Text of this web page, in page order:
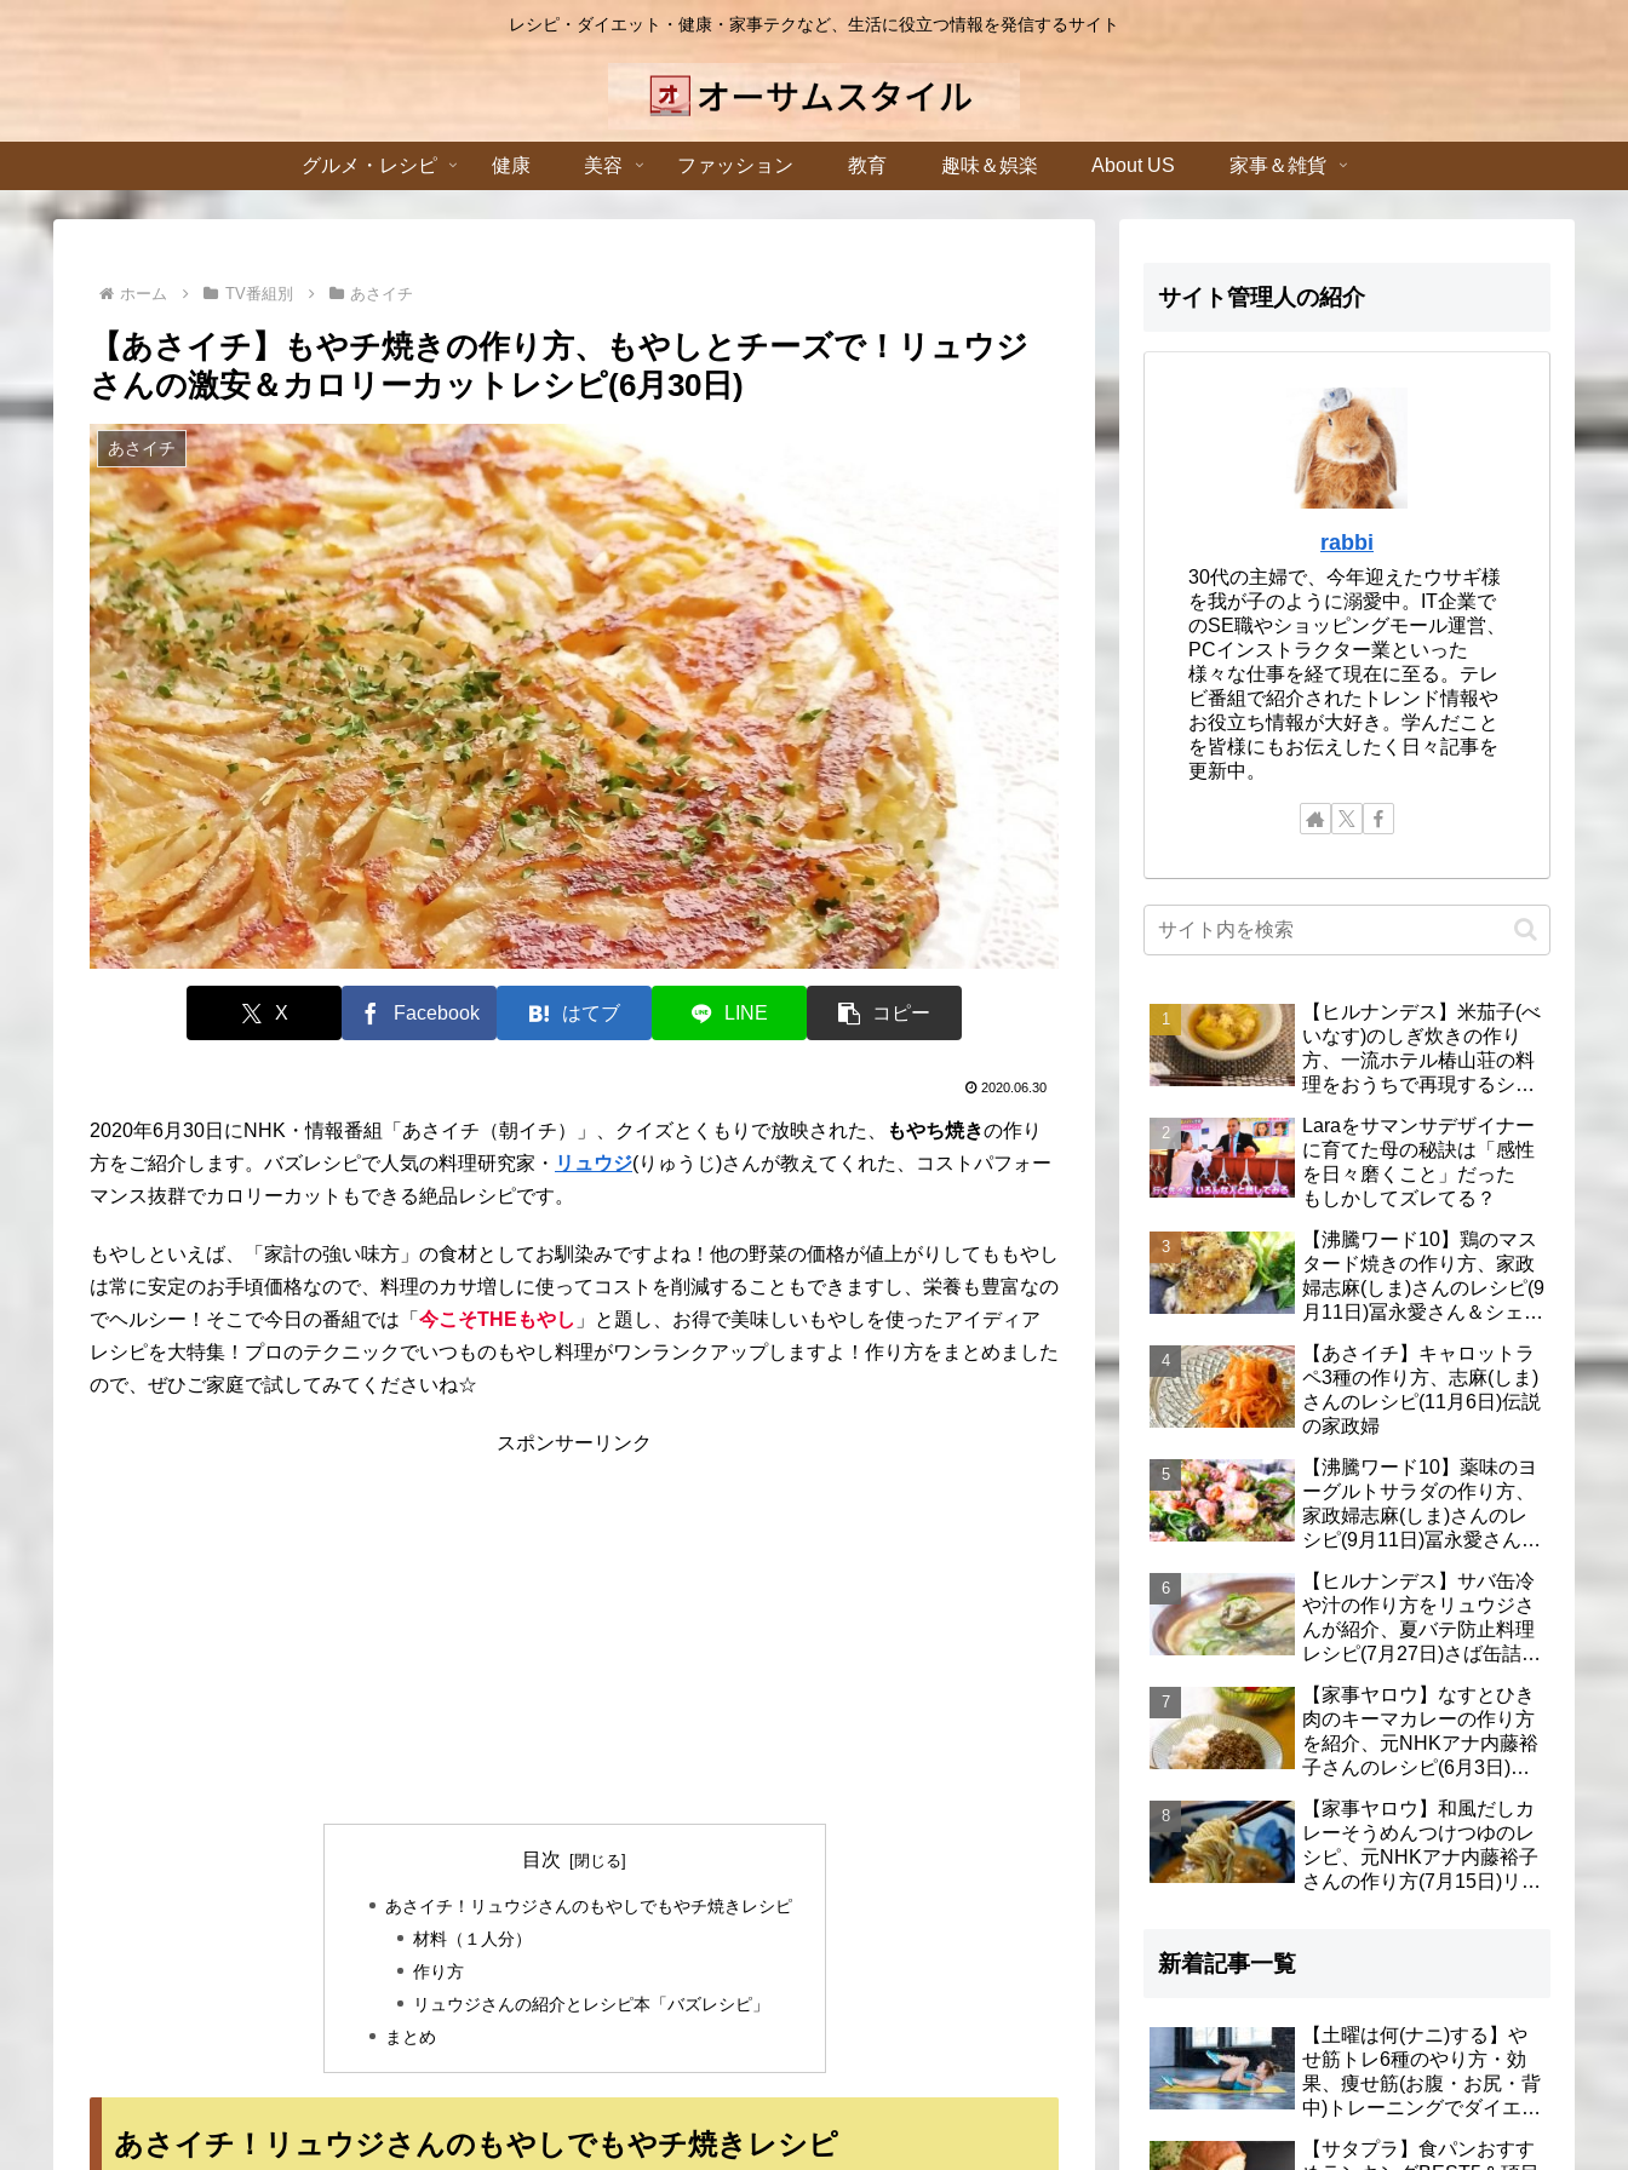
レシピ・ダイエット・健康・家事テクなど、生活に役立つ情報を発信するサイト
グルメ・レシピ 健康 美容 ファッション 教育 趣味＆娯楽 About US 家事＆雑貨
ホーム TV番組別 あさイチ
【あさイチ】もやチ焼きの作り方、もやしとチーズで！リュウジ
さんの激安＆カロリーカットレシピ(6月30日)
あさイチ
X Facebook はてブ LINE コピー
2020.06.30
2020年6月30日にNHK・情報番組「あさイチ（朝イチ）」、クイズとくもりで放映された、 もやち焼きの作り
方をご紹介します。バズレシピで人気の料理研究家・ リュウジ(りゅうじ)さんが教えてくれた、コストパフォー
マンス抜群でカロリーカットもできる絶品レシピです。
もやしといえば、「家計の強い味方」の食材としてお馴染みですよね！他の野菜の価格が値上がりしてももやし
は常に安定のお手頃価格なので、料理のカサ増しに使ってコストを削減することもできますし、栄養も豊富なの
でヘルシー！そこで今日の番組では「 今こそTHEもやし 」と題し、お得で美味しいもやしを使ったアイディア
レシピを大特集！プロのテクニックでいつものもやし料理がワンランクアップしますよ！作り方をまとめました
ので、ぜひご家庭で試してみてくださいね☆
スポンサーリンク
目次
あさイチ！リュウジさんのもやしでもやチ焼きレシピ
材料（１人分）
作り方
リュウジさんの紹介とレシピ本「バズレシピ」
まとめ
あさイチ！リュウジさんのもやしでもやチ焼きレシピ
サイト管理人の紹介
rabbi
30代の主婦で、今年迎えたウサギ様
を我が子のように溺愛中。IT企業で
のSE職やショッピングモール運営、
PCインストラクター業といった
様々な仕事を経て現在に至る。テレ
ビ番組で紹介されたトレンド情報や
お役立ち情報が大好き。学んだこと
を皆様にもお伝えしたく日々記事を
更新中。
【ヒルナンデス】米茄子(べ
いなす)のしぎ炊きの作り
方、一流ホテル椿山荘の料
理をおうちで再現するシェ
Laraをサマンサデザイナー
に育てた母の秘訣は「感性
を日々磨くこと」だった
もしかしてズレてる？
【沸騰ワード10】鶏のマス
タード焼きの作り方、家政
婦志麻(しま)さんのレシピ(9
月11日)冨永愛さん＆シェリ
【あさイチ】キャロットラ
ペ3種の作り方、志麻(しま)
さんのレシピ(11月6日)伝説
の家政婦
【沸騰ワード10】薬味のヨ
ーグルトサラダの作り方、
家政婦志麻(しま)さんのレ
シピ(9月11日)冨永愛さん＆
【ヒルナンデス】サバ缶冷
や汁の作り方をリュウジさ
んが紹介、夏バテ防止料理
レシピ(7月27日)さば缶詰で
【家事ヤロウ】なすとひき
肉のキーマカレーの作り方
を紹介、元NHKアナ内藤裕
子さんのレシピ(6月3日)リ
【家事ヤロウ】和風だしカ
レーそうめんつけつゆのレ
シピ、元NHKアナ内藤裕子
さんの作り方(7月15日)リア
新着記事一覧
【土曜は何(ナニ)する】や
せ筋トレ6種のやり方・効
果、痩せ筋(お腹・お尻・背
中)トレーニングでダイエッ
【サタプラ】食パンおすす